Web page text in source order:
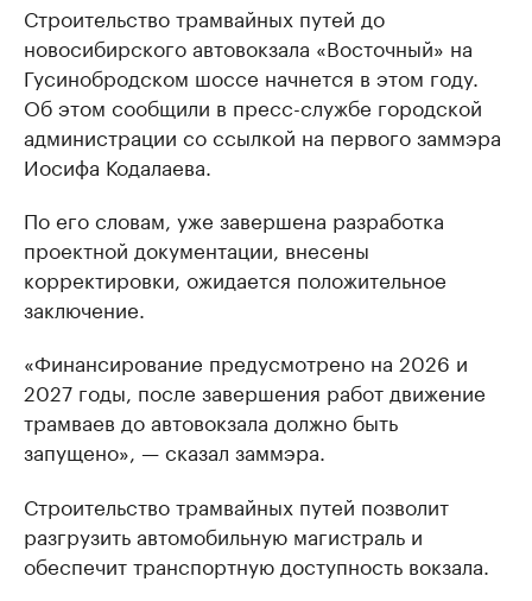
Строительство трамвайных путей до
новосибирского автовокзала «Восточный» на
Гусинобродском шоссе начнется в этом году.
Об этом сообщили в пресс-службе городской
администрации со ссылкой на первого заммэра
Иосифа Кодалаева.
По его словам, уже завершена разработка
проектной документации, внесены
корректировки, ожидается положительное
заключение.
«Финансирование предусмотрено на 2026 и
2027 годы, после завершения работ движение
трамваев до автовокзала должно быть
запущено», — сказал заммэра.
Строительство трамвайных путей позволит
разгрузить автомобильную магистраль и
обеспечит транспортную доступность вокзала.